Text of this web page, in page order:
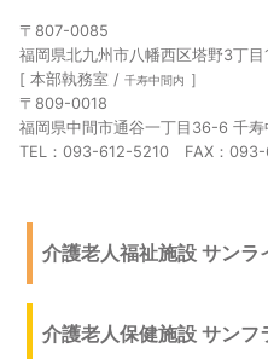
〒807-0085
福岡県北九州市八幡西区塔野3丁目
[ 本部執務室 / 千寿中間内 ］
〒809-0018
福岡県中間市通谷一丁目36-6 千寿
TEL：093-612-5210 FAX：
介護老人福祉施設 サンラ
介護老人保健施設 サンフ